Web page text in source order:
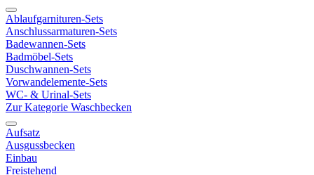
Ablaufgarnituren-Sets
Anschlussarmaturen-Sets
Badewannen-Sets
Badmöbel-Sets
Duschwannen-Sets
Vorwandelemente-Sets
WC- & Urinal-Sets
Zur Kategorie Waschbecken
Aufsatz
Ausgussbecken
Einbau
Freistehend